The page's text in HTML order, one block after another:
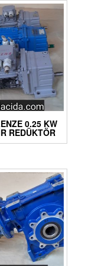
0.25 KW
REDÜKTÖR